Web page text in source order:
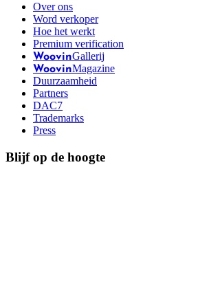
Over ons
Word verkoper
Hoe het werkt
Premium verification
WoovinGallerij
WoovinMagazine
Duurzaamheid
Partners
DAC7
Trademarks
Press
Blijf op de hoogte